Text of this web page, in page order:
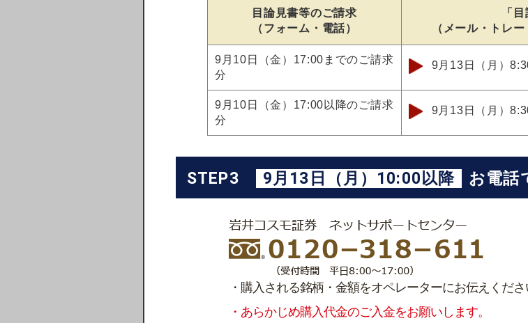
目論見書等のご請求
（フォーム・電話）
「
（メール・トレ
9月10日（金）17:00までのご請求
分
9月13日（月）
9月10日（金）17:00以降のご請求
分
9月13日（月）
STEP3 9月13日（月）10:00以降 お電話
・購入される銘柄・金額をオペレーターにお伝えくださ
・あらかじめ購入代金のご入金をお願いします。